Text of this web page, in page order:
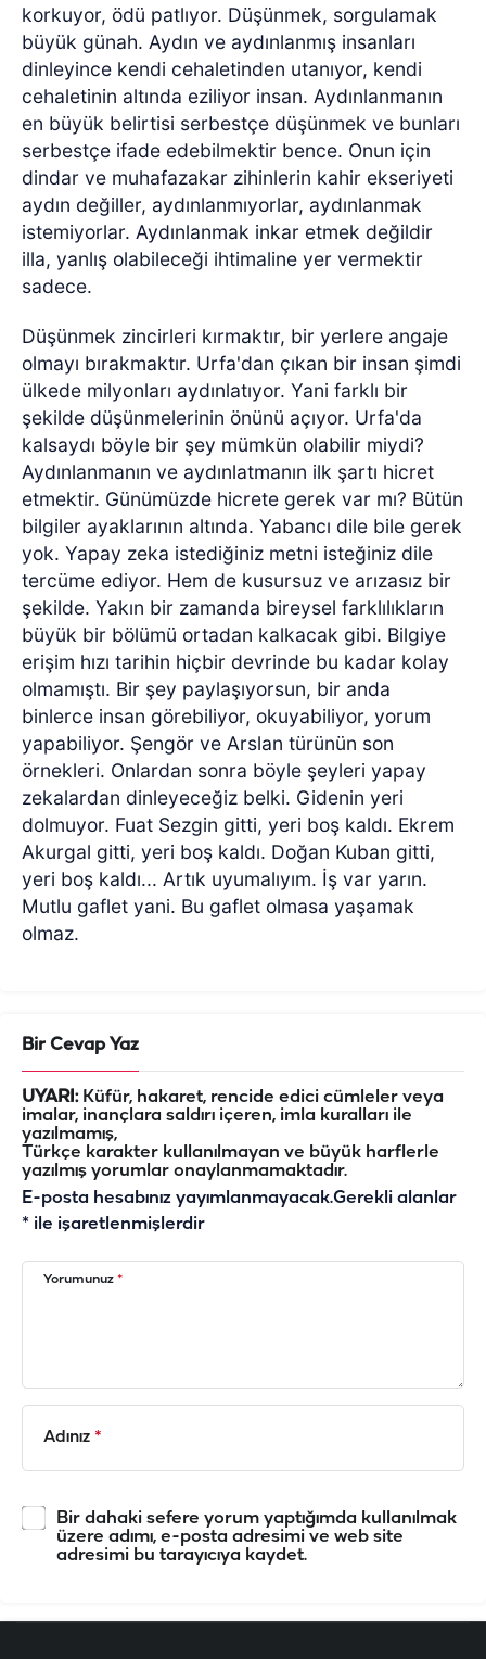
korkuyor, ödü patlıyor. Düşünmek, sorgulamak
büyük günah. Aydın ve aydınlanmış insanları
dinleyince kendi cehaletinden utanıyor, kendi
cehaletinin altında eziliyor insan. Aydınlanmanın
en büyük belirtisi serbestçe düşünmek ve bunları
serbestçe ifade edebilmektir bence. Onun için
dindar ve muhafazakar zihinlerin kahir ekseriyeti
aydın değiller, aydınlanmıyorlar, aydınlanmak
istemiyorlar. Aydınlanmak inkar etmek değildir
illa, yanlış olabileceği ihtimaline yer vermektir
sadece.
Düşünmek zincirleri kırmaktır, bir yerlere angaje
olmayı bırakmaktır. Urfa'dan çıkan bir insan şimdi
ülkede milyonları aydınlatıyor. Yani farklı bir
şekilde düşünmelerinin önünü açıyor. Urfa'da
kalsaydı böyle bir şey mümkün olabilir miydi?
Aydınlanmanın ve aydınlatmanın ilk şartı hicret
etmektir. Günümüzde hicrete gerek var mı? Bütün
bilgiler ayaklarının altında. Yabancı dile bile gerek
yok. Yapay zeka istediğiniz metni isteğiniz dile
tercüme ediyor. Hem de kusursuz ve arızasız bir
şekilde. Yakın bir zamanda bireysel farklılıkların
büyük bir bölümü ortadan kalkacak gibi. Bilgiye
erişim hızı tarihin hiçbir devrinde bu kadar kolay
olmamıştı. Bir şey paylaşıyorsun, bir anda
binlerce insan görebiliyor, okuyabiliyor, yorum
yapabiliyor. Şengör ve Arslan türünün son
örnekleri. Onlardan sonra böyle şeyleri yapay
zekalardan dinleyeceğiz belki. Gidenin yeri
dolmuyor. Fuat Sezgin gitti, yeri boş kaldı. Ekrem
Akurgal gitti, yeri boş kaldı. Doğan Kuban gitti,
yeri boş kaldı... Artık uyumalıyım. İş var yarın.
Mutlu gaflet yani. Bu gaflet olmasa yaşamak
olmaz.
Bir Cevap Yaz
UYARI:Küfür, hakaret, rencide edici cümleler veya
imalar, inançlara saldırı içeren, imla kuralları ile
yazılmamış,
Türkçe karakter kullanılmayan ve büyük harflerle
yazılmış yorumlar onaylanmamaktadır.
E-posta hesabınız yayımlanmayacak.Gerekli alanlar
* ile işaretlenmişlerdir
Yorumunuz *
Adınız *
Bir dahaki sefere yorum yaptığımda kullanılmak
üzere adımı, e-posta adresimi ve web site
adresimi bu tarayıcıya kaydet.